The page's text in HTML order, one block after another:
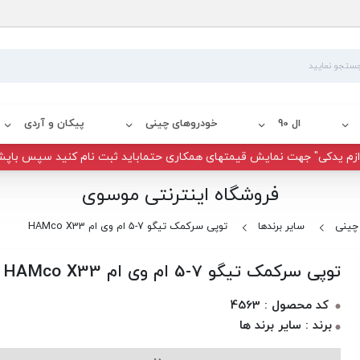
ال 90 خودروهای چینی پیکان و آردی
یدکی" جهت نمایش قیمتهای همکاری حتماباید ثبت نام کنید سپس
فروشگاه اینترنتی موسوی
چینی سایر برندها توپی سرکمک تیگو 7-5 ام وی ام HAMco X33
توپی سرکمک تیگو 7-5 ام وی ام HAMco X33
کد محصول : 4563
برند : سایر برند ها